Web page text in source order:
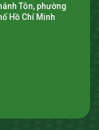
Tôn, phường
Hồ Chí Minh